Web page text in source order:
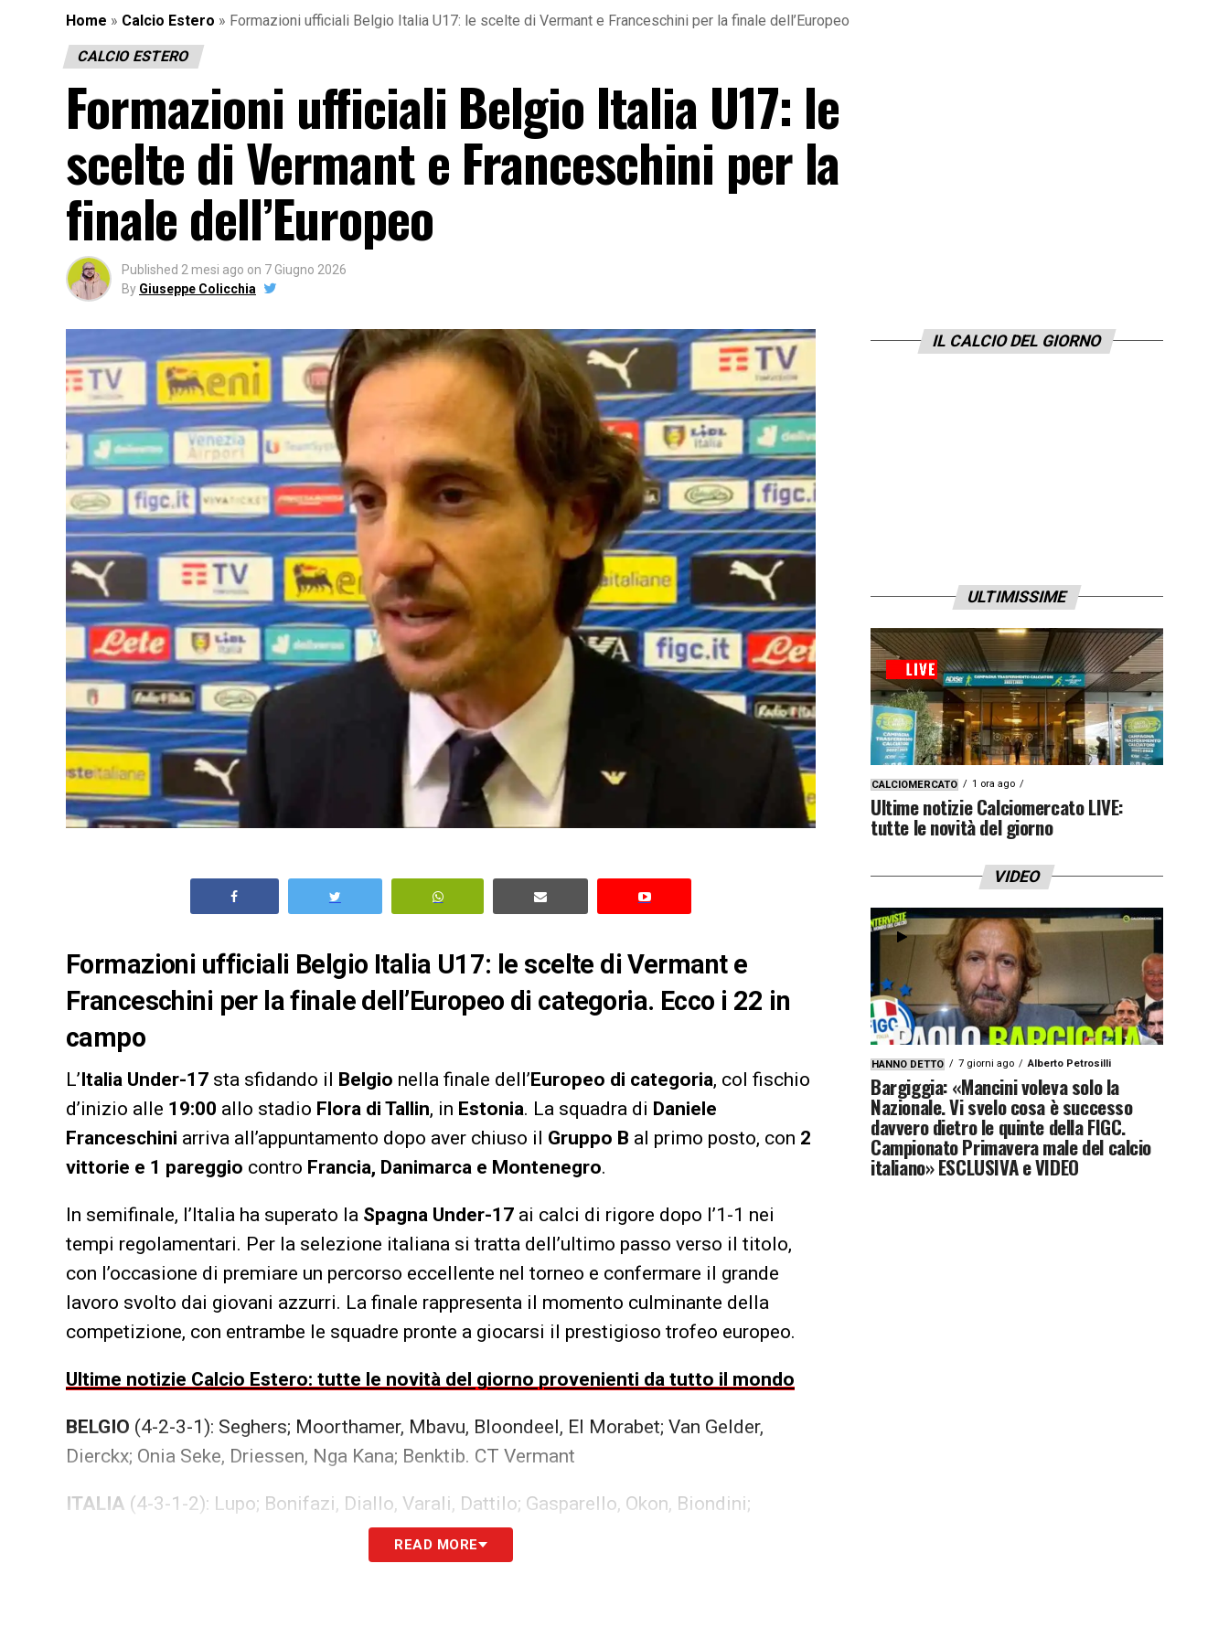
Home » Calcio Estero » Formazioni ufficiali Belgio Italia U17: le scelte di Vermant e Franceschini per la finale dell’Europeo
CALCIO ESTERO
Formazioni ufficiali Belgio Italia U17: le
scelte di Vermant e Franceschini per la
finale dell’Europeo
Published 2 mesi ago on 7 Giugno 2026
By Giuseppe Colicchia
Formazioni ufficiali Belgio Italia U17: le scelte di Vermant e
Franceschini per la finale dell’Europeo di categoria. Ecco i 22 in
campo
L’Italia Under-17 sta sfidando il Belgio nella finale dell’Europeo di categoria, col fischio
d’inizio alle 19:00 allo stadio Flora di Tallin, in Estonia. La squadra di Daniele
Franceschini arriva all’appuntamento dopo aver chiuso il Gruppo B al primo posto, con 2
vittorie e 1 pareggio contro Francia, Danimarca e Montenegro.
In semifinale, l’Italia ha superato la Spagna Under-17 ai calci di rigore dopo l’1-1 nei
tempi regolamentari. Per la selezione italiana si tratta dell’ultimo passo verso il titolo,
con l’occasione di premiare un percorso eccellente nel torneo e confermare il grande
lavoro svolto dai giovani azzurri. La finale rappresenta il momento culminante della
competizione, con entrambe le squadre pronte a giocarsi il prestigioso trofeo europeo.
Ultime notizie Calcio Estero: tutte le novità del giorno provenienti da tutto il mondo
BELGIO (4-2-3-1): Seghers; Moorthamer, Mbavu, Bloondeel, El Morabet; Van Gelder,
Dierckx; Onia Seke, Driessen, Nga Kana; Benktib. CT Vermant
ITALIA (4-3-1-2): Lupo; Bonifazi, Diallo, Varali, Dattilo; Gasparello, Okon, Biondini;
Corigliano; Perillo, Croci. CT Franceschini
READ MORE
IL CALCIO DEL GIORNO
ULTIMISSIME
CALCIOMERCATO 1 ora ago
Ultime notizie Calciomercato LIVE:
tutte le novità del giorno
VIDEO
HANNO DETTO 7 giorni ago Alberto Petrosilli
Bargiggia: «Mancini voleva solo la
Nazionale. Vi svelo cosa è successo
davvero dietro le quinte della FIGC.
Campionato Primavera male del calcio
italiano» ESCLUSIVA e VIDEO